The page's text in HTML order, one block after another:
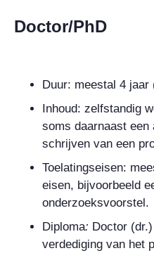
Doctor/PhD
Duur: meestal 4 jaar
Inhoud: zelfstandig
soms daarnaast
schrijven van een
Toelatingseisen:
eisen, bijvoorbeeld
onderzoeksvoorstel.
Diploma: Doctor
verdediging van het